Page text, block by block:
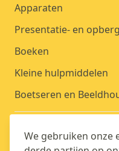
We gebruiken onze
Apparaten
Presentatie- en
Boeken
Kleine hulpmiddelen
Boetseren en